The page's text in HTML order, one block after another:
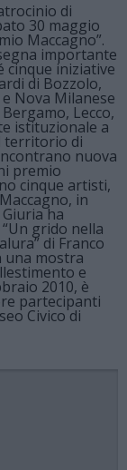
di
30 maggio
Maccagno”.
importante
cinque iniziative
di Bozzolo,
Nova Milanese
Lecco,
istituzionale a
territorio di
nuova
premio
cinque artisti,
in
ha
grido nella
di Franco
una mostra
e
2010, è
partecipanti
Civico di